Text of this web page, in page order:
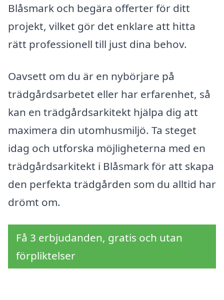
Blåsmark och begära offerter för ditt
projekt, vilket gör det enklare att hitta
rätt professionell till just dina behov.
Oavsett om du är en nybörjare på
trädgårdsarbetet eller har erfarenhet, så
kan en trädgårdsarkitekt hjälpa dig att
maximera din utomhusmiljö. Ta steget
idag och utforska möjligheterna med en
trädgårdsarkitekt i Blåsmark för att skapa
den perfekta trädgården som du alltid har
drömt om.
Få 3 erbjudanden, gratis och utan
förpliktelser